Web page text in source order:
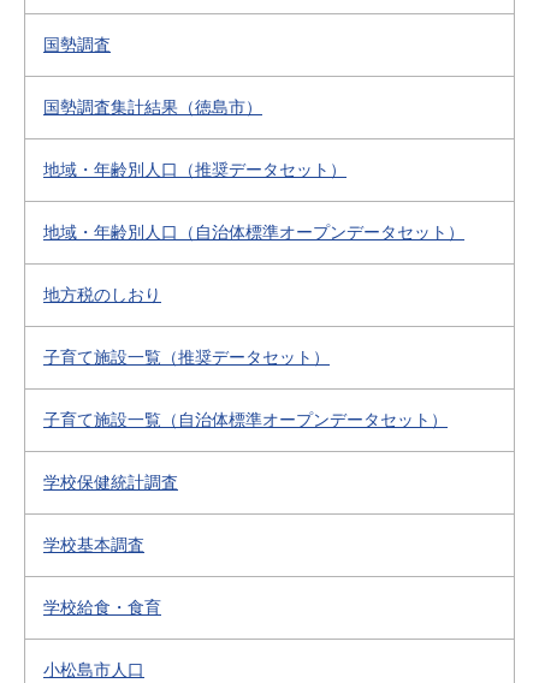
国勢調査
国勢調査集計結果（徳島市）
地域・年齢別人口（推奨データセット）
地域・年齢別人口（自治体標準オープンデータセット）
地方税のしおり
子育て施設一覧（推奨データセット）
子育て施設一覧（自治体標準オープンデータセット）
学校保健統計調査
学校基本調査
学校給食・食育
小松島市人口